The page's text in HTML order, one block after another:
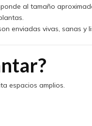
al tamaño
enviadas vivas, sanas y
espacios amplios.